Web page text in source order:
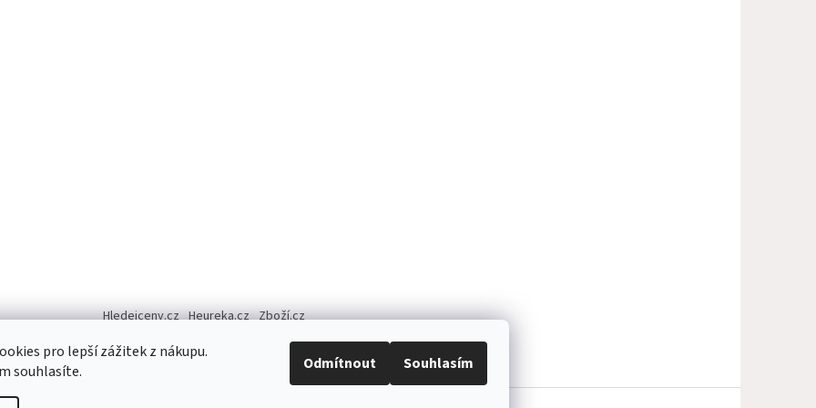
pro lepší zážitek z nákupu.
souhlasíte.
Odmítnout Souhlasím
Hledejceny.cz Heureka.cz Zboží.cz